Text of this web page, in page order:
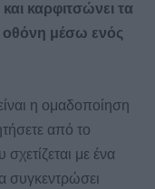
καρφιτσώνει τα
οθόνη μέσω ενός
η ομαδοποίηση
από το
με ένα
συγκεντρώσει